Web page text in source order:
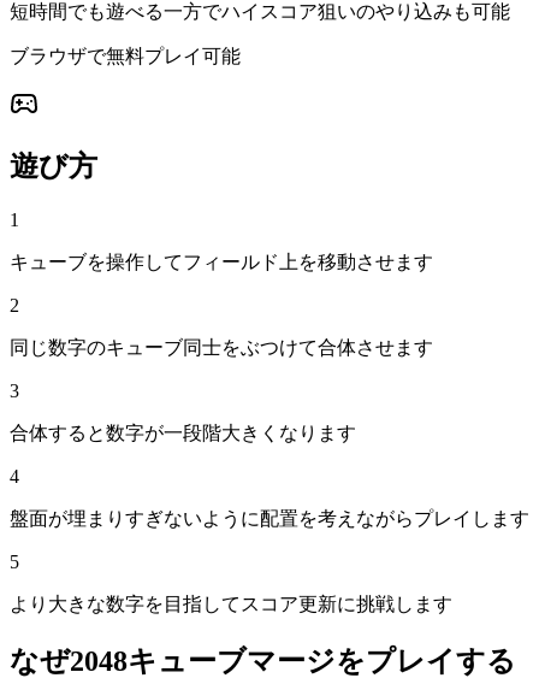
短時間でも遊べる一方でハイスコア狙いのやり込みも可能
ブラウザで無料プレイ可能
遊び方
1
キューブを操作してフィールド上を移動させます
2
同じ数字のキューブ同士をぶつけて合体させます
3
合体すると数字が一段階大きくなります
4
盤面が埋まりすぎないように配置を考えながらプレイします
5
より大きな数字を目指してスコア更新に挑戦します
なぜ2048キューブマージをプレイする